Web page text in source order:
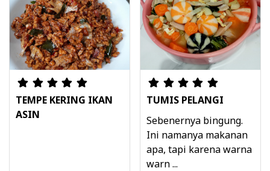
TEMPE KERING IKAN
ASIN
TUMIS PELANGI
Sebenernya bingung.
Ini namanya makanan
apa, tapi karena warna
warn ...